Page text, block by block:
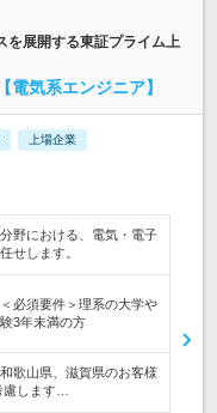
展開する東証プライム上
電気系エンジニア】
上場企業
野における、電気・電子
せします。
必須要件＞理系の大学や
3年未満の方
歌山県、滋賀県のお客様
します…